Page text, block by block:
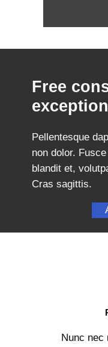
Free
Pellentesque
non dolor.
blandit et,
Cras sagittis.
Nunc nec